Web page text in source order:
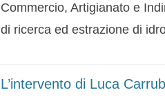
Commercio, Artigianato e
di ricerca ed estrazione di
L’intervento di Luca